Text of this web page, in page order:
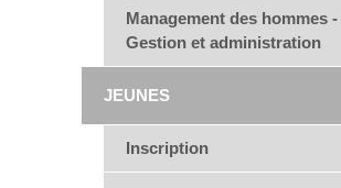
Management des hommes -
Gestion et administration
JEUNES
Inscription